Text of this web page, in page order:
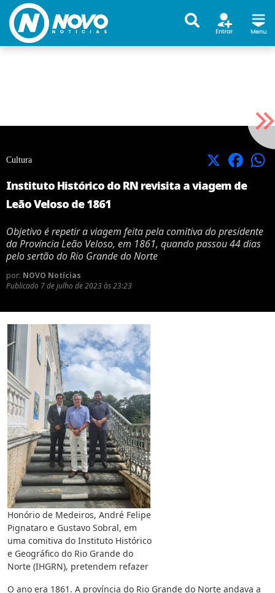
Cultura X Facebook
Instituto Histórico do RN revisita a viagem de
Leão Veloso de 1861
Objetivo é repetir a viagem feita pela comitiva do presidente
da Província Leão Veloso, em 1861, quando passou 44 dias
pelo sertão do Rio Grande do Norte
por: NOVO Notícias
Publicado 7 de julho de 2023 às 23:23
Honório de Medeiros, André Felipe
Pignataro e Gustavo Sobral, em
uma comitiva do Instituto Histórico
e Geográfico do Rio Grande do
Norte (IHGRN), pretendem refazer
O ano era 1861. A província do Rio Grande do Norte andava a